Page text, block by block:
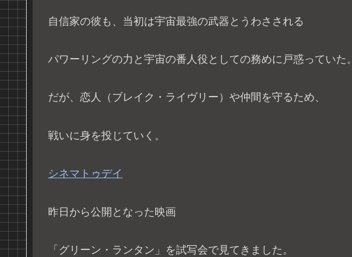
自信家の彼も、当初は宇宙最強の武器とうわさされる
パワーリングの力と宇宙の番人役としての務めに戸惑っていた。
だが、恋人（ブレイク・ライヴリー）や仲間を守るため、
戦いに身を投じていく。
シネマトゥデイ
昨日から公開となった映画
「グリーン・ランタン」を試写会で見てきました。